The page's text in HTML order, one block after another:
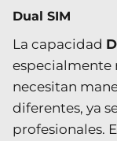
Dual SIM
La capacidad
especialmente
necesitan
diferentes, ya
profesionales.